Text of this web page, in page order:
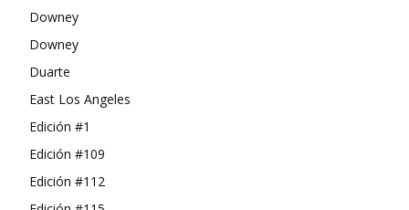
Downey
Downey
Duarte
East Los Angeles
Edición #1
Edición #109
Edición #112